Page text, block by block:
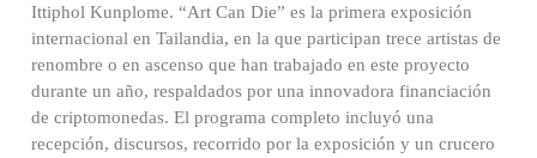
Ittiphol Kunplome. “Art Can Die” es la primera exposición
internacional en Tailandia, en la que participan trece artistas de
renombre o en ascenso que han trabajado en este proyecto
durante un año, respaldados por una innovadora financiación
de criptomonedas. El programa completo incluyó una
recepción, discursos, recorrido por la exposición y un crucero